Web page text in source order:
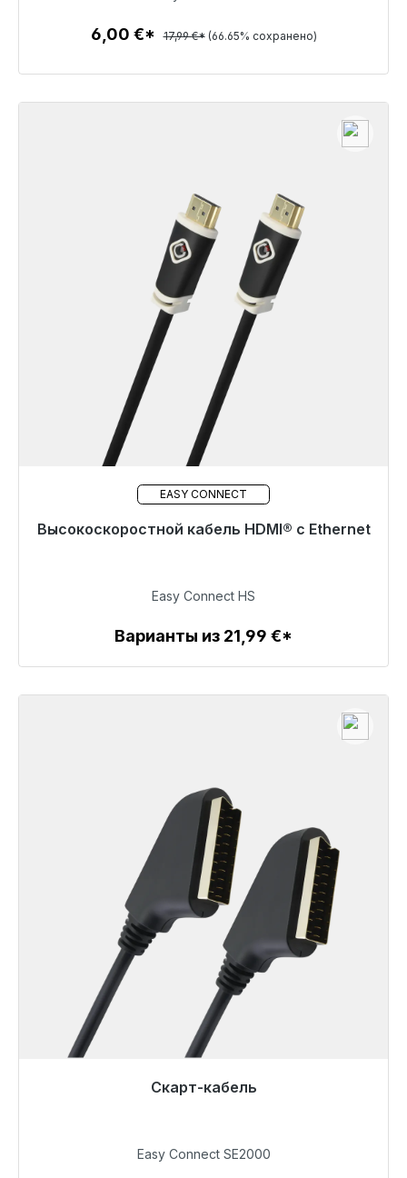
6,00 €* 17,99 €* (66.65% сохранено)
EASY CONNECT
Высокоскоростной кабель HDMI® с Ethernet
Готовы к немедленной отправке, срок поставки
24,99 €
Детали
Easy Connect HS
Варианты из 21,99 €*
Скарт-кабель
Готовы к немедленной отправке, срок поставки
15,99 €
Easy Connect SE2000